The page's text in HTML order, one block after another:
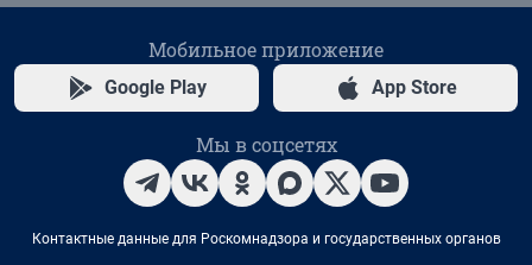
Мобильное приложение
Google Play App Store
Мы в соцсетях
Контактные данные для Роскомнадзора и государственных органов